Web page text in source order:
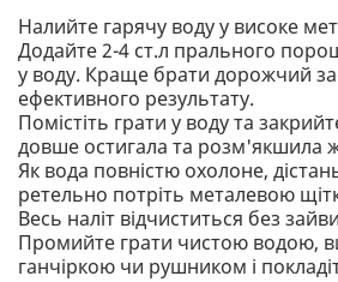
Налийте гарячу воду у високе
Додайте 2-4 ст.л прального
у воду. Краще брати дорожчий
ефективного результату.
Помістіть грати у воду та
довше остигала та розм'якшила
Як вода повністю охолоне,
ретельно потріть металевою
Весь наліт відчиститься без
Промийте грати чистою водою,
ганчіркою чи рушником і